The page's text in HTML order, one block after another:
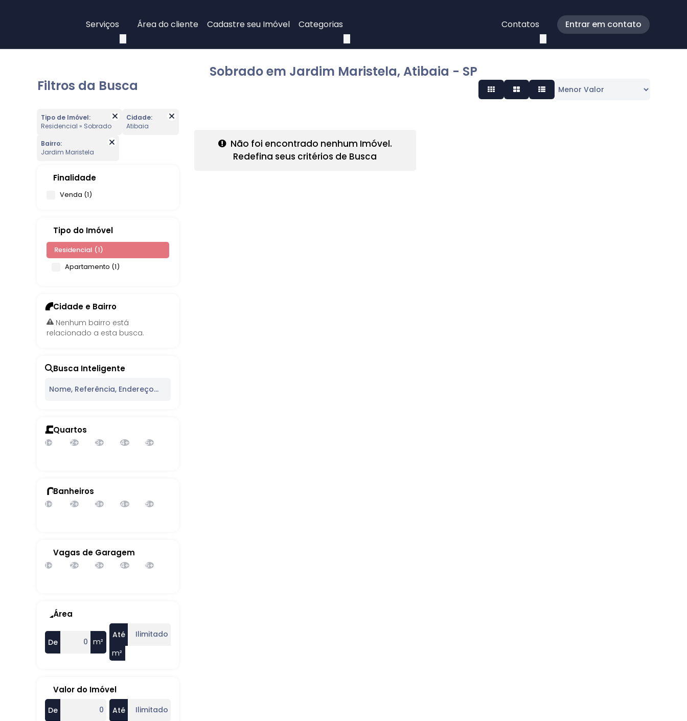
Entrar em contato
Contatos
Categorias
Cadastre seu Imóvel
Área do cliente
Serviços
Sobrado em Jardim Maristela, Atibaia - SP
Filtros da Busca
Tipo de Imóvel:
Residencial » Sobrado
Cidade:
Atibaia
Bairro:
Jardim Maristela
Finalidade
Venda (1)
Tipo do Imóvel
Residencial (1)
Apartamento (1)
Cidade e Bairro
Nenhum bairro está
relacionado a esta busca.
Busca Inteligente
Quartos
1+ 2+ 3+ 4+ 5+
Banheiros
1+ 2+ 3+ 4+ 5+
Vagas de Garagem
1+ 2+ 3+ 4+ 5+
Área
De m²
Até
m²
Valor do Imóvel
De Até
Não foi encontrado nenhum Imóvel.
Redefina seus critérios de Busca